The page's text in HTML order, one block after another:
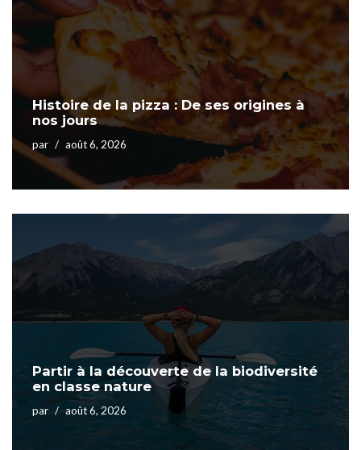
Histoire de la pizza : De ses origines à
nos jours
par août 6, 2026
Partir à la découverte de la biodiversité
en classe nature
par août 6, 2026